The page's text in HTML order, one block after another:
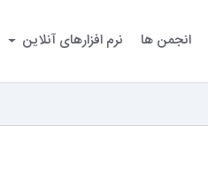
انجمن ها نرم افزارهای آنلاین